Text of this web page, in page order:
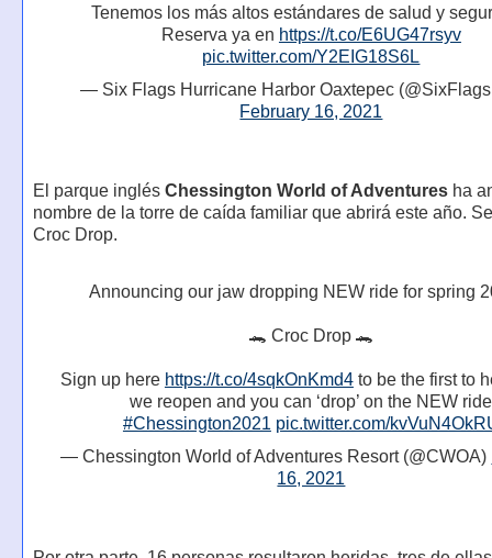
Tenemos los más altos estándares de salud y
Reserva ya en https://t.co/E6UG47rsyv
pic.twitter.com/Y2EIG18S6L
— Six Flags Hurricane Harbor Oaxtepec
February 16, 2021
El parque inglés Chessington World of Adventuresha
nombre de la torre de caída familiar que abrirá este año.
Croc Drop.
Announcing our jaw dropping NEW ride for spring
🐊 Croc Drop 🐊
Sign up here https://t.co/4sqkOnKmd4to be the first to
we reopen and you can ‘drop’ on the NEW ride
#Chessington2021 pic.twitter.com/
— Chessington World of Adventures Resort (@CWOA)
16, 2021